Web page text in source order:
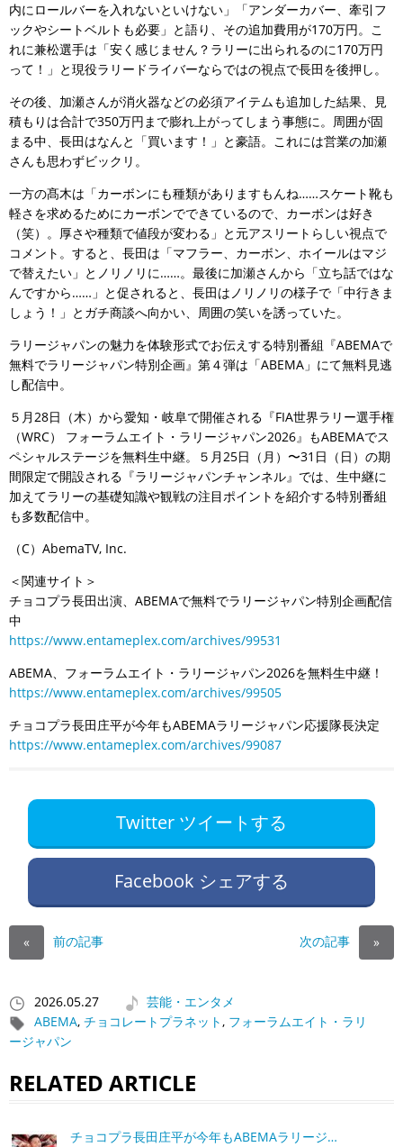
内にロールバーを入れないといけない」「アンダーカバー、牽引フ
ックやシートベルトも必要」と語り、その追加費用が170万円。こ
れに兼松選手は「安く感じません？ラリーに出られるのに170万円
って！」と現役ラリードライバーならではの視点で長田を後押し。
その後、加瀬さんが消火器などの必須アイテムも追加した結果、見
積もりは合計で350万円まで膨れ上がってしまう事態に。周囲が固
まる中、長田はなんと「買います！」と豪語。これには営業の加瀬
さんも思わずビックリ。
一方の髙木は「カーボンにも種類がありますもんね……スケート靴も
軽さを求めるためにカーボンでできているので、カーボンは好き
（笑）。厚さや種類で値段が変わる」と元アスリートらしい視点で
コメント。すると、長田は「マフラー、カーボン、ホイールはマジ
で替えたい」とノリノリに……。最後に加瀬さんから「立ち話ではな
んですから……」と促されると、長田はノリノリの様子で「中行きま
しょう！」とガチ商談へ向かい、周囲の笑いを誘っていた。
ラリージャパンの魅力を体験形式でお伝えする特別番組『ABEMAで
無料でラリージャパン特別企画』第４弾は「ABEMA」にて無料見逃
し配信中。
５月28日（木）から愛知・岐阜で開催される『FIA世界ラリー選手権
（WRC） フォーラムエイト・ラリージャパン2026』もABEMAでス
ペシャルステージを無料生中継。５月25日（月）〜31日（日）の期
間限定で開設される『ラリージャパンチャンネル』では、生中継に
加えてラリーの基礎知識や観戦の注目ポイントを紹介する特別番組
も多数配信中。
（C）AbemaTV, Inc.
＜関連サイト＞
チョコプラ長田出演、ABEMAで無料でラリージャパン特別企画配信
中
https://www.entameplex.com/archives/99531
ABEMA、フォーラムエイト・ラリージャパン2026を無料生中継！
https://www.entameplex.com/archives/99505
チョコプラ長田庄平が今年もABEMAラリージャパン応援隊長決定
https://www.entameplex.com/archives/99087
Twitter ツイートする
Facebook シェアする
« 前の記事 次の記事 »
2026.05.27
芸能・エンタメ
ABEMA, チョコレートプラネット, フォーラムエイト・ラリ
ージャパン
RELATED ARTICLE
チョコプラ長田庄平が今年もABEMAラリージ…